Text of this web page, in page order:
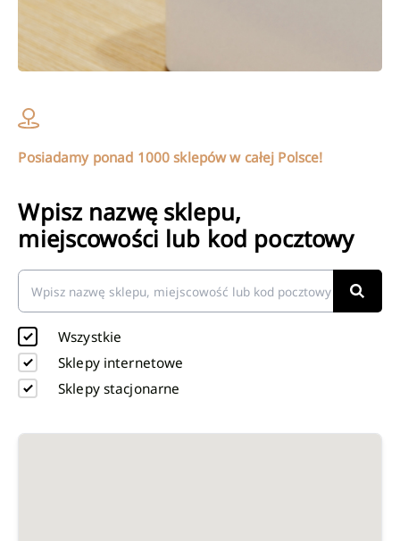
Posiadamy ponad 1000 sklepów w całej Polsce!
Wpisz nazwę sklepu,
miejscowości lub kod pocztowy
Wszystkie
Sklepy internetowe
Sklepy stacjonarne